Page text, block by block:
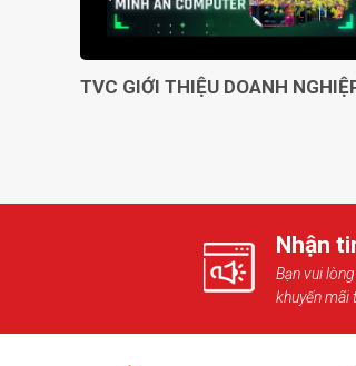
TVC GIỚI THIỆU DOANH
Nhận
Bạn vui
khuyến mãi